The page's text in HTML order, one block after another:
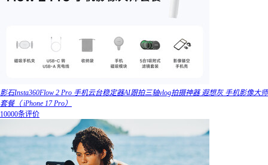
影石Insta360Flow 2 Pro 手机云台稳定器AI跟拍三轴vlog拍摄神器 遐想灰 手机影像大师
套餐（ iPhone 17 Pro）
10000条评价